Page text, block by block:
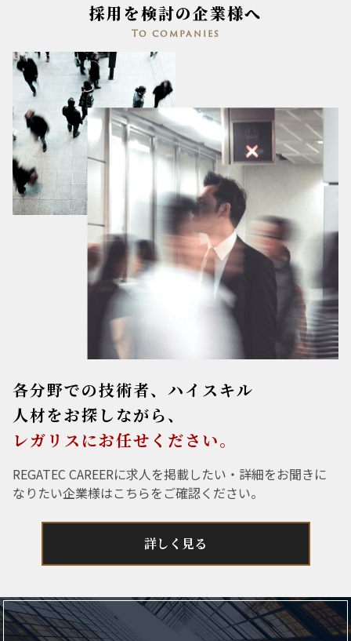
採用を検討の企業様へ
To companies
各分野での技術者、ハイスキル
人材をお探しながら、
レガリスにお任せください。
REGATEC CAREERに求人を掲載したい・詳細をお聞きに
なりたい企業様はこちらをご確認ください。
詳しく見る